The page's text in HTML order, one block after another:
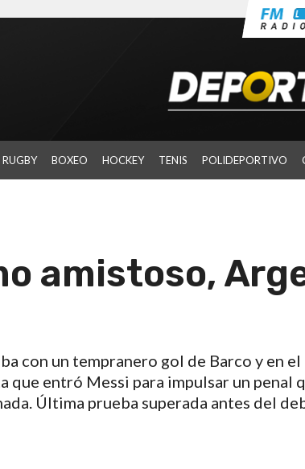
RUGBY BOXEO HOCKEY TENIS POLIDEPORTIVO
amistoso,
con un tempranero gol de Barco y en
que entró Messi para impulsar un
Última prueba superada antes del